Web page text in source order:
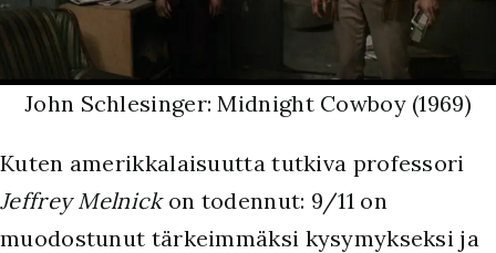
John Schlesinger: Midnight Cowboy (1969)
Kuten amerikkalaisuutta tutkiva professori
Jeffrey Melnick on todennut: 9/11 on
muodostunut tärkeimmäksi kysymykseksi ja